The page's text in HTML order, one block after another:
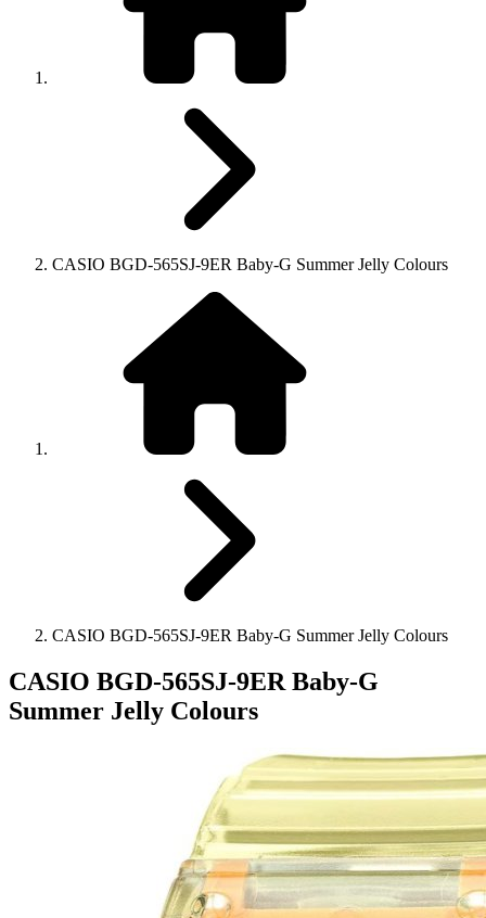
CASIO BGD-565SJ-9ER Baby-G Summer Jelly Colours
CASIO BGD-565SJ-9ER Baby-G Summer Jelly Colours
CASIO BGD-565SJ-9ER Baby-G
Summer Jelly Colours